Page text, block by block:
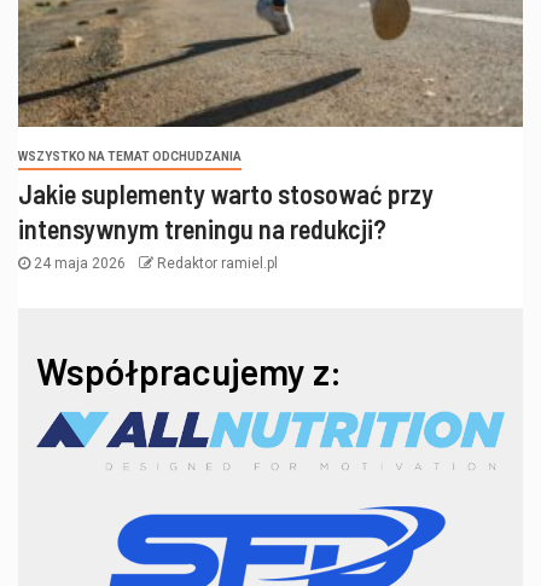
WSZYSTKO NA TEMAT ODCHUDZANIA
Jakie suplementy warto stosować przy
intensywnym treningu na redukcji?
24 maja 2026 Redaktor ramiel.pl
Współpracujemy z: